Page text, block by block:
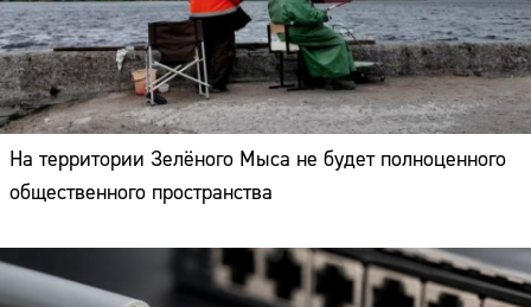
На территории Зелёного Мыса не будет полноценного
общественного пространства